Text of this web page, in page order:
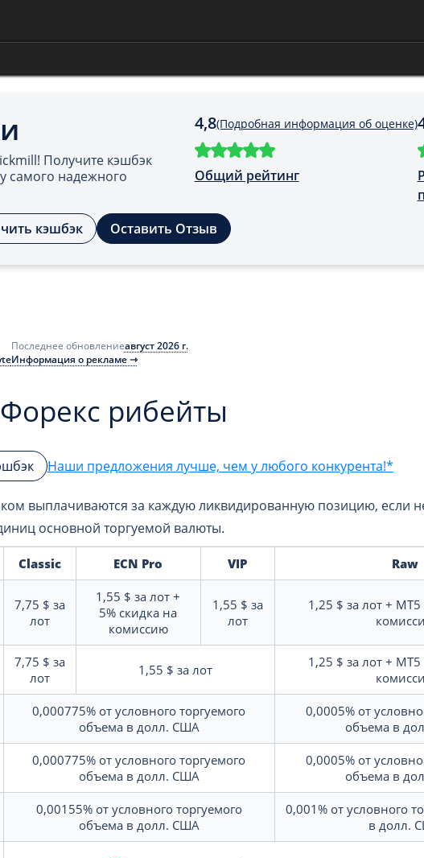
Получите кэшбэк
самого надежного
4,8(Подробная информация об оценке)
Общий рейтинг
кэшбэк Оставить Отзыв
Последнее обновлениеавгуст 2026 г.
Информация о рекламе ⇾
рибейты
Наши предложения лучше, чем у любого конкурента!*
выплачиваются за каждую ликвидированную позицию, если
основной торгуемой валюты.
Classic ECN Pro VIP Raw
7,75 $ за
лот
1,55 $ за лот +
5% скидка на
комиссию
1,55 $ за
лот
1,25 $ за лот + MT5
7,75 $ за
лот
1,55 $ за лот 1,25 $ за лот + MT5
0,000775% от условного торгуемого
объема в долл. США
0,0005% от
объема в
0,000775% от условного торгуемого
объема в долл. США
0,0005% от
объема в
0,00155% от условного торгуемого
объема в долл. США
0,001% от условного
в долл.